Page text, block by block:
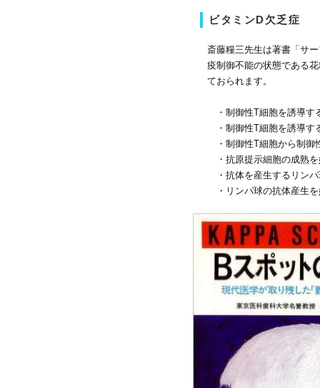
ビタミンD欠乏症
斎藤糧三先生は著書「サ
疫制御不能の状態である
ておられます。
・制御性T細胞を誘導す
・制御性T細胞を誘導す
・制御性T細胞から制御
・抗原提示細胞の成熟を
・抗体を産生するリン
・リンパ球の抗体産生